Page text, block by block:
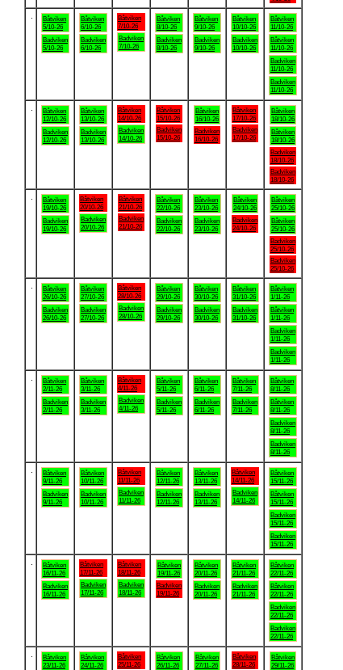
Båtviken
5/10-26
Badviken
5/10-26
Båtviken
6/10-26
Badviken
6/10-26
Båtviken
7/10-26
Badviken
7/10-26
Båtviken
8/10-26
Badviken
8/10-26
Båtviken
9/10-26
Badviken
9/10-26
Båtviken
10/10-26
Badviken
10/10-26
Båtviken
11/10-26
Båtviken
11/10-26
Badviken
11/10-26
Badviken
11/10-26
Båtviken
12/10-26
Badviken
12/10-26
Båtviken
13/10-26
Badviken
13/10-26
Båtviken
14/10-26
Badviken
14/10-26
Båtviken
15/10-26
Badviken
15/10-26
Båtviken
16/10-26
Badviken
16/10-26
Båtviken
17/10-26
Badviken
17/10-26
Båtviken
18/10-26
Båtviken
18/10-26
Badviken
18/10-26
Badviken
18/10-26
Båtviken
19/10-26
Badviken
19/10-26
Båtviken
20/10-26
Badviken
20/10-26
Båtviken
21/10-26
Badviken
21/10-26
Båtviken
22/10-26
Badviken
22/10-26
Båtviken
23/10-26
Badviken
23/10-26
Båtviken
24/10-26
Badviken
24/10-26
Båtviken
25/10-26
Båtviken
25/10-26
Badviken
25/10-26
Badviken
25/10-26
Båtviken
26/10-26
Badviken
26/10-26
Båtviken
27/10-26
Badviken
27/10-26
Båtviken
28/10-26
Badviken
28/10-26
Båtviken
29/10-26
Badviken
29/10-26
Båtviken
30/10-26
Badviken
30/10-26
Båtviken
31/10-26
Badviken
31/10-26
Båtviken
1/11-26
Båtviken
1/11-26
Badviken
1/11-26
Badviken
1/11-26
Båtviken
2/11-26
Badviken
2/11-26
Båtviken
3/11-26
Badviken
3/11-26
Båtviken
4/11-26
Badviken
4/11-26
Båtviken
5/11-26
Badviken
5/11-26
Båtviken
6/11-26
Badviken
6/11-26
Båtviken
7/11-26
Badviken
7/11-26
Båtviken
8/11-26
Båtviken
8/11-26
Badviken
8/11-26
Badviken
8/11-26
Båtviken
9/11-26
Badviken
9/11-26
Båtviken
10/11-26
Badviken
10/11-26
Båtviken
11/11-26
Badviken
11/11-26
Båtviken
12/11-26
Badviken
12/11-26
Båtviken
13/11-26
Badviken
13/11-26
Båtviken
14/11-26
Badviken
14/11-26
Båtviken
15/11-26
Båtviken
15/11-26
Badviken
15/11-26
Badviken
15/11-26
Båtviken
16/11-26
Badviken
16/11-26
Båtviken
17/11-26
Badviken
17/11-26
Båtviken
18/11-26
Badviken
18/11-26
Båtviken
19/11-26
Badviken
19/11-26
Båtviken
20/11-26
Badviken
20/11-26
Båtviken
21/11-26
Badviken
21/11-26
Båtviken
22/11-26
Båtviken
22/11-26
Badviken
22/11-26
Badviken
22/11-26
Båtviken
23/11-26
Båtviken
24/11-26
Båtviken
25/11-26
Båtviken
26/11-26
Båtviken
27/11-26
Båtviken
28/11-26
Båtviken
29/11-26